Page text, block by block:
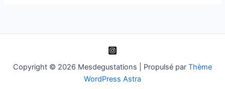
1997
Copyright © 2026 Mesdegustations | Propulsé par Thème
WordPress Astra